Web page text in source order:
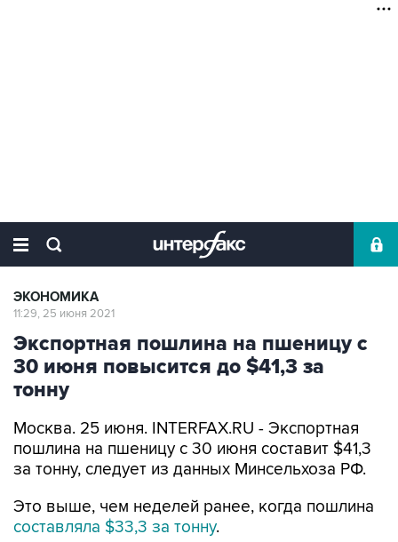
ЭКОНОМИКА
11:29, 25 июня 2021
Экспортная пошлина на пшеницу с
30 июня повысится до $41,3 за
тонну
Москва. 25 июня. INTERFAX.RU - Экспортная
пошлина на пшеницу с 30 июня составит $41,3
за тонну, следует из данных Минсельхоза РФ.
Это выше, чем неделей ранее, когда пошлина
составляла $33,3 за тонну.